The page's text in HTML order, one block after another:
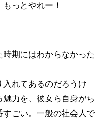
っとやれー！
期にはわからなかった
れてあるのだろうけ
力を、彼女ら自身がち
すごい。一般の社会人で